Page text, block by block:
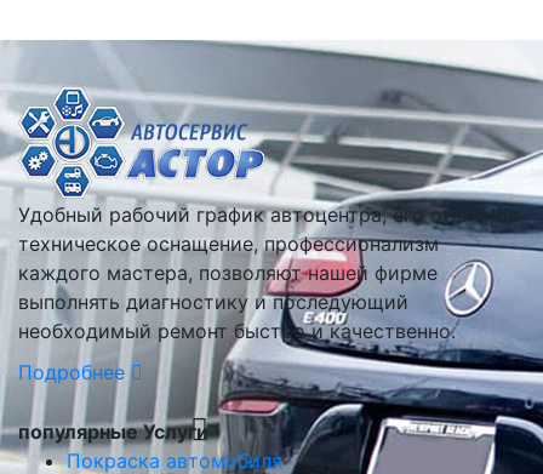
Удобный рабочий график автоцентра, его отличное
техническое оснащение, профессионализм
каждого мастера, позволяют нашей фирме
выполнять диагностику и последующий
необходимый ремонт быстро и качественно.
Подробнее
популярные Услуги
Покраска автомобиля